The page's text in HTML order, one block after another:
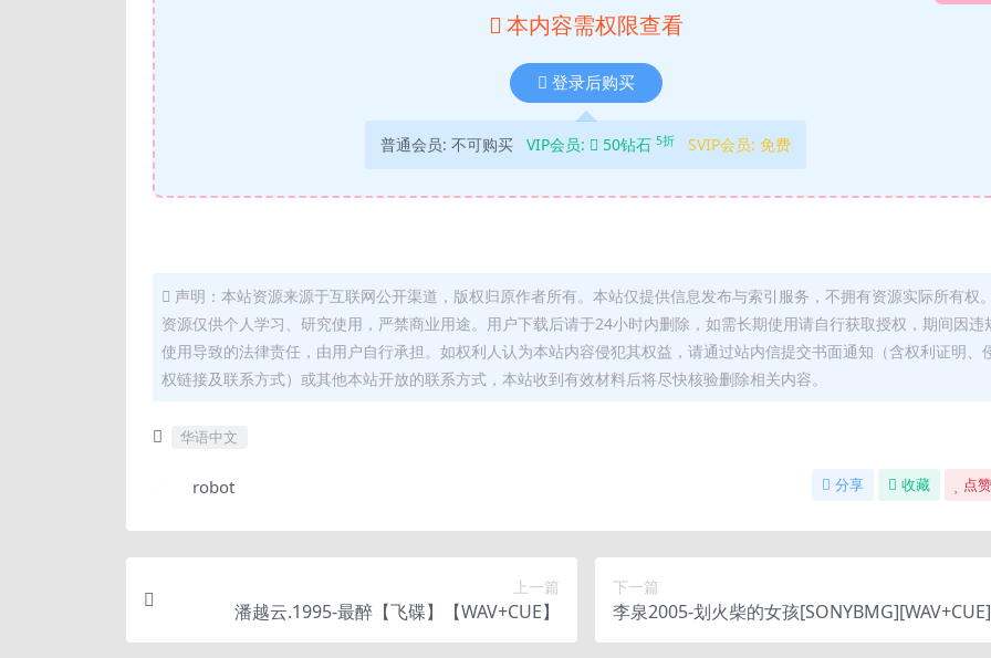
本内容需权限查看
登录后购买
普通会员: 不可购买 VIP会员: 50钻石 5折 SVIP会员: 免费
声明：本站资源来源于互联网公开渠道，版权归原作者所有。本站仅提供信息发布与索引服务，不拥有资源实际所有权。
资源仅供个人学习、研究使用，严禁商业用途。用户下载后请于24小时内删除，如需长期使用请自行获取授权，期间因违
使用导致的法律责任，由用户自行承担。如权利人认为本站内容侵犯其权益，请通过站内信提交书面通知（含权利证明、
权链接及联系方式）或其他本站开放的联系方式，本站收到有效材料后将尽快核验删除相关内容。
华语中文
robot 分享 收藏 点
上一篇
潘越云.1995-最醉【飞碟】【WAV+CUE】
下一篇
李泉2005-划火柴的女孩[SONYBMG][WAV+CUE]